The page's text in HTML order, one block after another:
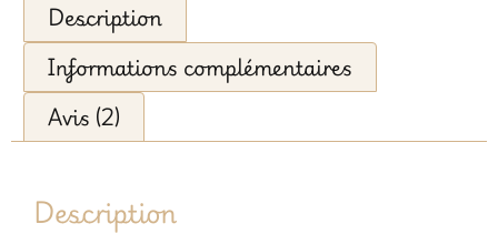
Description
Informations complémentaires
Avis (2)
Description